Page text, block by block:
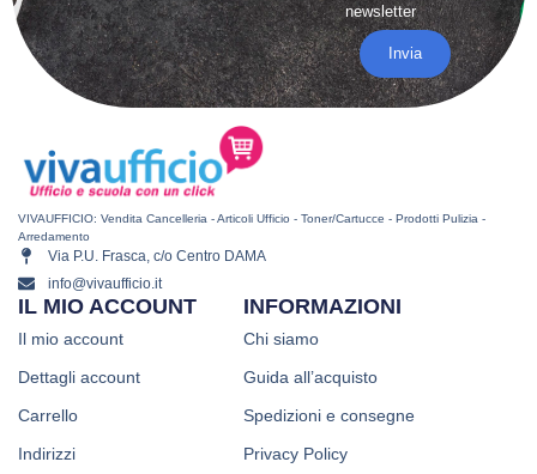
newsletter
Invia
VIVAUFFICIO: Vendita Cancelleria - Articoli Ufficio - Toner/Cartucce - Prodotti Pulizia -
Arredamento
Via P.U. Frasca, c/o Centro DAMA
info@vivaufficio.it
INFORMAZIONI
Chi siamo
Guida all’acquisto
Spedizioni e consegne
Privacy Policy
IL MIO ACCOUNT
Il mio account
Dettagli account
Carrello
Indirizzi